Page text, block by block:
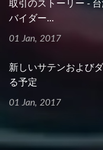
取引のストーリー -
バイダー...
01 Jan, 2017
新しいサテンおよび
る予定
01 Jan, 2017